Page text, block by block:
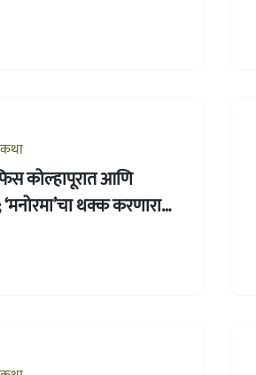
कोल्हापूरात आणि
थक्क करणारा